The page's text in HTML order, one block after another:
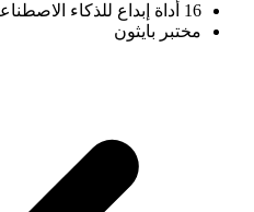
16 أداة إبداع للذكاء الاصطناعي
مختبر بايثون